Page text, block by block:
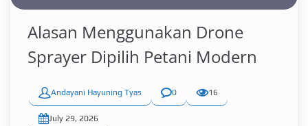
Alasan Menggunakan Drone
Sprayer Dipilih Petani Modern
Andayani Hayuning Tyas 0 16
July 29, 2026